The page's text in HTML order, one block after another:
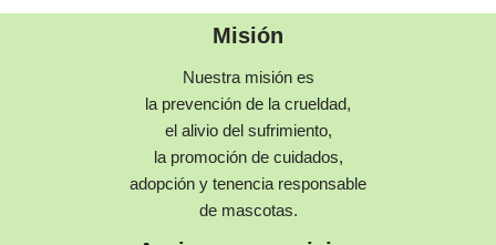
Misión
Nuestra misión es
la prevención de la crueldad,
el alivio del sufrimiento,
la promoción de cuidados,
adopción y tenencia responsable
de mascotas.